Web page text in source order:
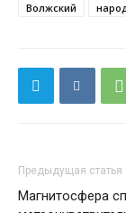
Волжский
Предыдущая статья
Магнитосфера